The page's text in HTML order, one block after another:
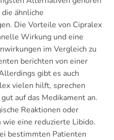
ähnliche
Die Vorteile von Cipralex
Wirkung und eine
im Vergleich zu
berichten von einer
gibt es auch
vielen hilft, sprechen
auf das Medikament an.
Reaktionen oder
eine reduzierte Libido.
bestimmten Patienten